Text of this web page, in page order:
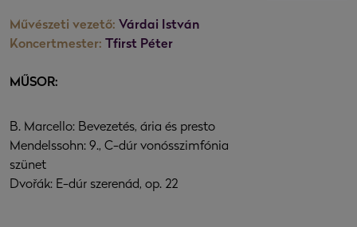
Művészeti vezető: Várdai István
Koncertmester: Tfirst Péter
MŰSOR:
B. Marcello: Bevezetés, ária és presto
Mendelssohn: 9., C-dúr vonósszimfónia
szünet
Dvořák: E-dúr szerenád, op. 22